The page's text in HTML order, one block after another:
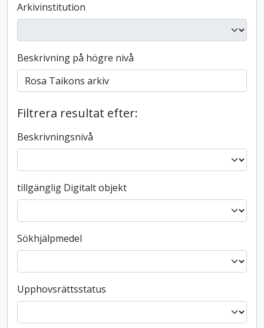
Arkivinstitution
Beskrivning på högre nivå
Filtrera resultat efter:
Beskrivningsnivå
tillgänglig Digitalt objekt
Sökhjälpmedel
Upphovsrättsstatus